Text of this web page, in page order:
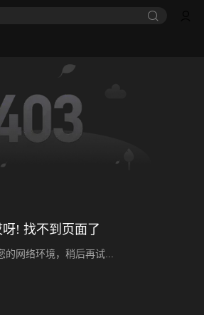
呀! 找不到页面了
的网络环境，稍后再试...